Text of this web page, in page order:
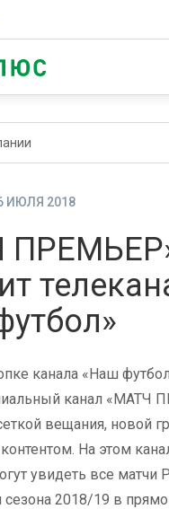
ИЮЛЯ 2018
канала «Наш
канал «МАТЧ
вещания, новой
На этом
увидеть все матчи
сезона 2018/19 в